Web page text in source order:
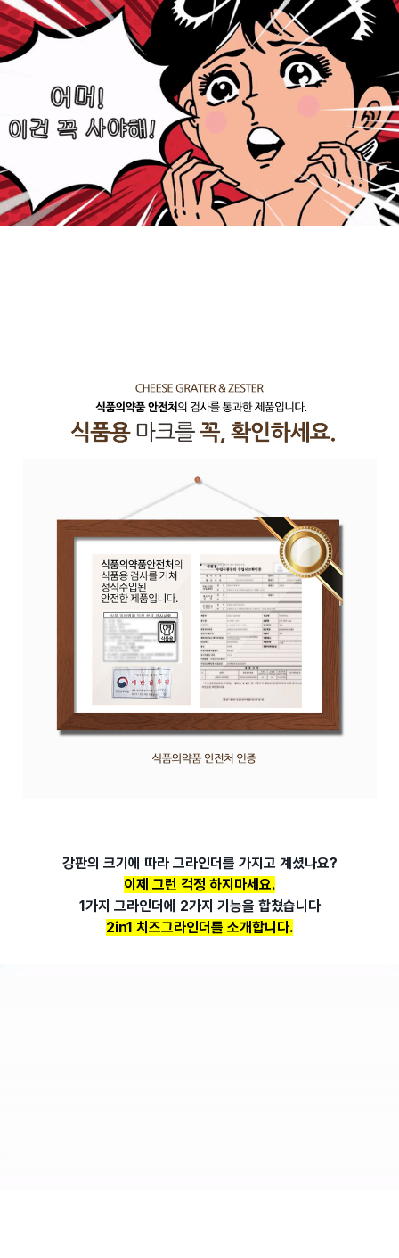
강판의 크기에 따라 그라인더를 가지고 계셨나요?
이제 그런 걱정 하지마세요.
1가지 그라인더에 2가지 기능을 합쳤습니다
2in1 치즈그라인더를 소개합니다.